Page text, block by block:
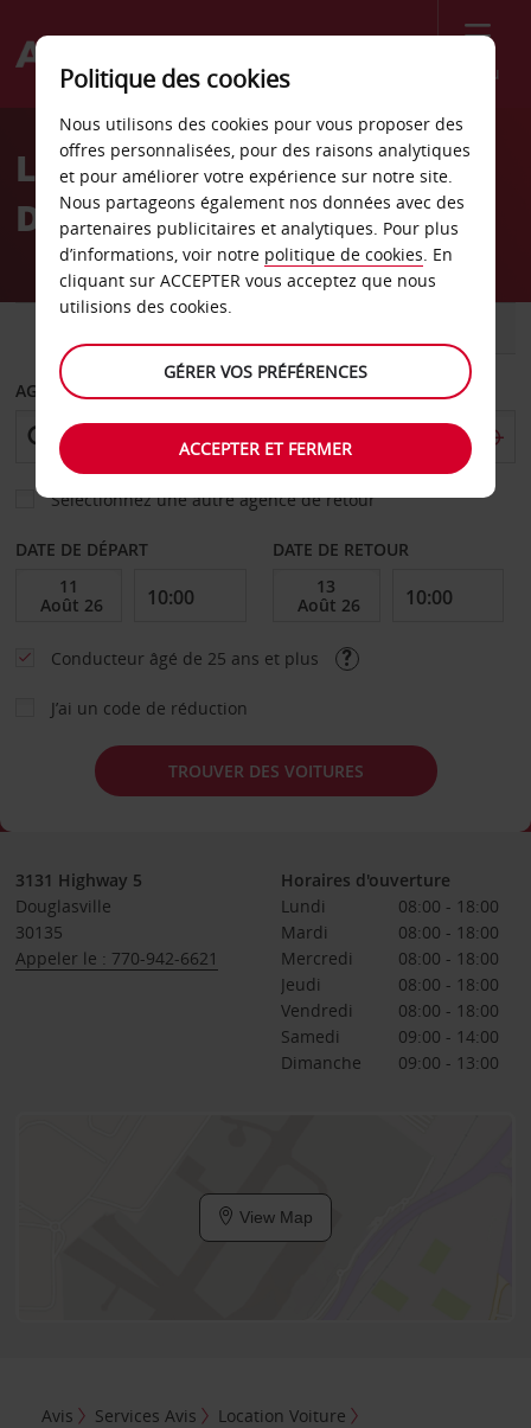
Menu
Welcome
AvisLocation de voiture
Douglasville Géorgie Avis
AGENCE DE DÉPART
Sélectionnez une autre agence de retour
DATE DE DÉPART DATE DE RETOUR
Conducteur âgé de 25 ans et plus
J’ai un code de réduction
TROUVER DES VOITURES
3131 Highway 5
Douglasville
30135
Appeler le : 770-942-6621
Horaires d'ouverture
Lundi
08:00 - 18:00
Mardi
08:00 - 18:00
Mercredi
08:00 - 18:00
Jeudi
08:00 - 18:00
Vendredi
08:00 - 18:00
Samedi
09:00 - 14:00
Dimanche
09:00 - 13:00
View Map
Avis Services Avis
Location Voiture
Politique des cookies
Nous utilisons des cookies pour vous proposer des
offres personnalisées, pour des raisons analytiques
et pour améliorer votre expérience sur notre site.
Nous partageons également nos données avec des
partenaires publicitaires et analytiques. Pour plus
d’informations, voir notre politique de cookies. En
cliquant sur ACCEPTER vous acceptez que nous
utilisions des cookies.
GÉRER VOS PRÉFÉRENCES
ACCEPTER ET FERMER